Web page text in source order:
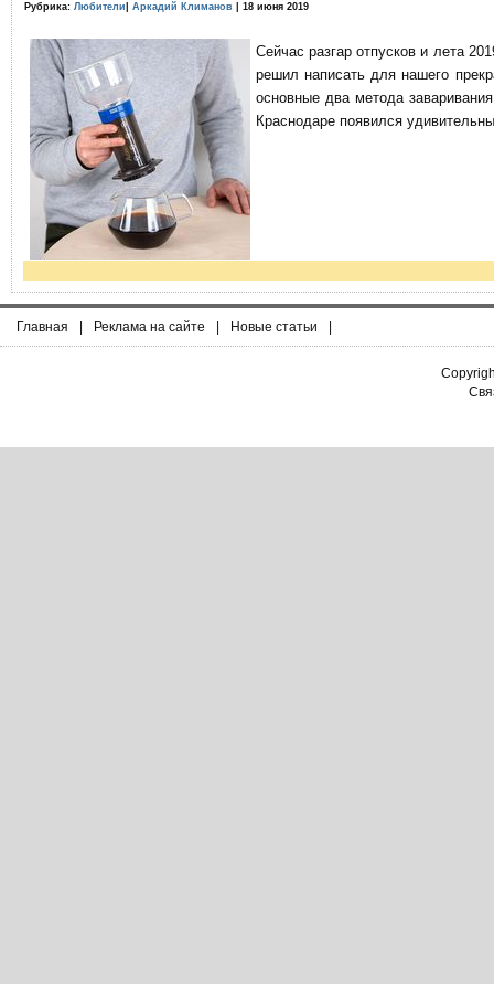
Рубрика: Любители Аркадий Климанов | 18 июня 2019
Сейчас разгар отпусков и лета
решил написать для нашего
основные два метода
Краснодаре появился
Главная | Реклама на сайте | Новые статьи |